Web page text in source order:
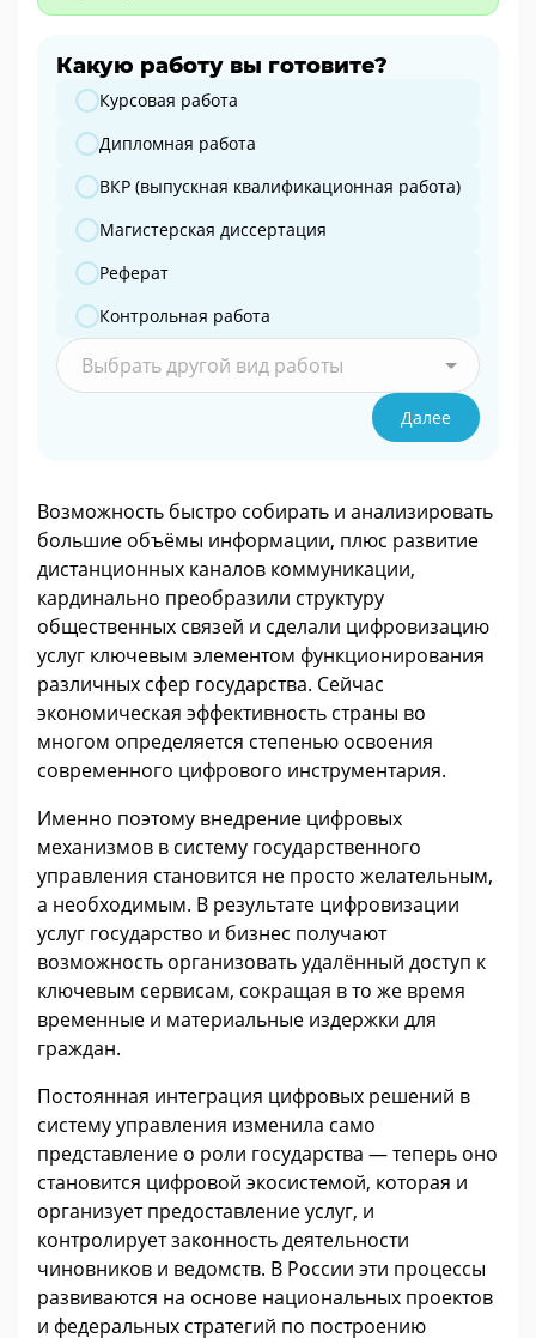
Какую работу вы готовите?
Какую работу вы готовите?
Курсовая работа
Дипломная работа
ВКР (выпускная квалификационная работа)
Магистерская диссертация
Реферат
Контрольная работа
Выбрать другой вид работы
Далее
Возможность быстро собирать и анализировать
большие объёмы информации, плюс развитие
дистанционных каналов коммуникации,
кардинально преобразили структуру
общественных связей и сделали цифровизацию
услуг ключевым элементом функционирования
различных сфер государства. Сейчас
экономическая эффективность страны во
многом определяется степенью освоения
современного цифрового инструментария.
Именно поэтому внедрение цифровых
механизмов в систему государственного
управления становится не просто желательным,
а необходимым. В результате цифровизации
услуг государство и бизнес получают
возможность организовать удалённый доступ к
ключевым сервисам, сокращая в то же время
временные и материальные издержки для
граждан.
Постоянная интеграция цифровых решений в
систему управления изменила само
представление о роли государства — теперь оно
становится цифровой экосистемой, которая и
организует предоставление услуг, и
контролирует законность деятельности
чиновников и ведомств. В России эти процессы
развиваются на основе национальных проектов
и федеральных стратегий по построению